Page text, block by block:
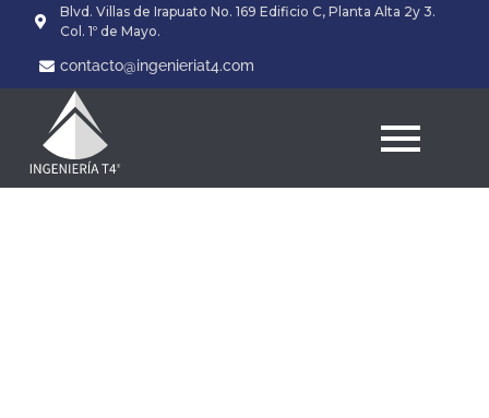
Blvd. Villas de Irapuato No. 169 Edificio C, Planta Alta 2y 3.
Col. 1º de Mayo.
contacto@ingenieriat4.com